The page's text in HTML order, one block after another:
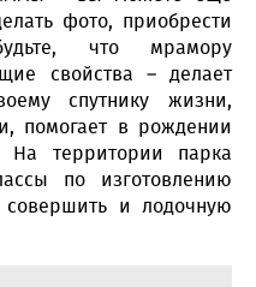
фото, приобрести
что мрамору
свойства – делает
спутнику жизни,
помогает в рождении
На территории парка
по изготовлению
и лодочную